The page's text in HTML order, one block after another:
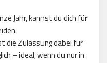
Jahr, kannst du dich für
die Zulassung dabei für
– ideal, wenn du nur in